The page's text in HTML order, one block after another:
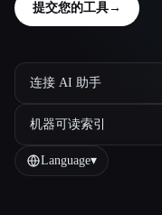
提交您的工具→
连接 AI 助手
机器可读索引
Language▾